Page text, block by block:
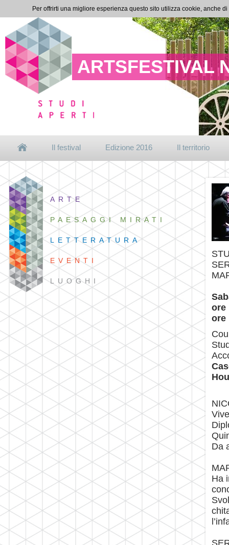
ARTSFESTIVAL
Il festival Edizione 2016 Il territorio
ARTE
PAESAGGI MIRATI
LETTERATURA
EVENTI
LUOGHI
ore
ore
Da
Ha
Per offrirti una migliore esperienza questo sito utilizza cookie, anche